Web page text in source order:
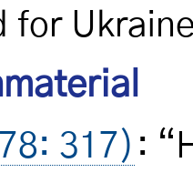
for
317) :